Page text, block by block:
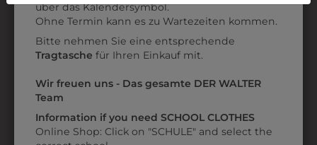
9DHW01ASW02
DAMENHOSE OHNE
BUND
Datenschutzerklärungbzw. im
über das Kalendersymbol.
Ohne Termin kann es zu Wartezeiten kommen.
Bitte nehmen Sie eine entsprechende
Tragtasche für Ihren Einkauf mit.
Wir freuen uns - Das gesamte DER WALTER
Team
Information if you need SCHOOL CLOTHES
Online Shop: Click on "SCHULE" and select the